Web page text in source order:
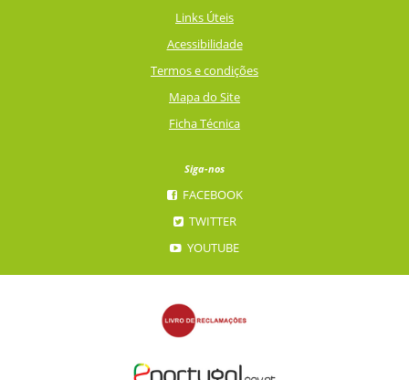
Links Úteis
Acessibilidade
Termos e condições
Mapa do Site
Ficha Técnica
Siga-nos
FACEBOOK
TWITTER
YOUTUBE